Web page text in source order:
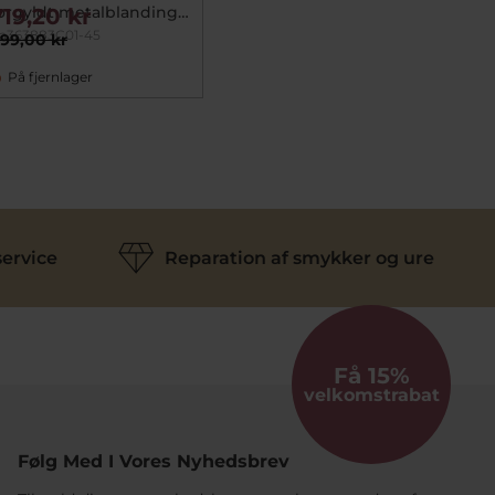
metalblanding
perle (45 cm)
45
kr
kr
På fjernlager
Reparation af smykker og ure
Få 15%
velkomstrabat
Følg Med I Vores Nyhedsbrev